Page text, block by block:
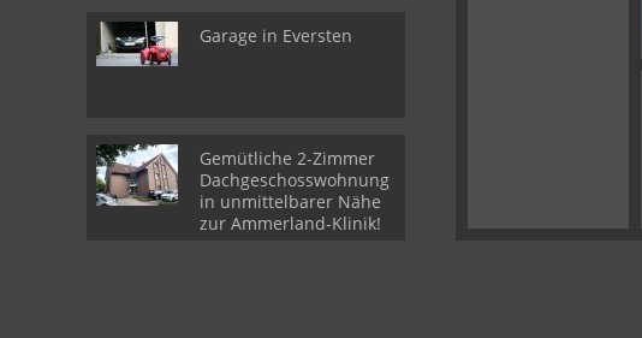
Garage in Eversten
Gemütliche 2-Zimmer
Dachgeschosswohnung
in unmittelbarer Nähe
zur Ammerland-Klinik!